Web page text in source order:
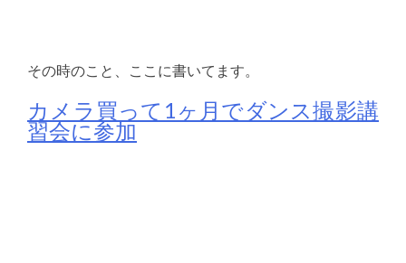
その時のこと、ここに書いてます。
カメラ買って1ヶ月でダンス撮影講
習会に参加